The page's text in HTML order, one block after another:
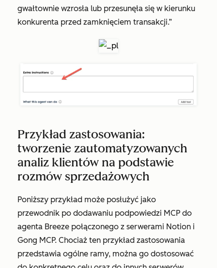
gwałtownie wzrosła lub przesunęła się w kierunku
konkurenta przed zamknięciem transakcji.”
Przykład zastosowania:
tworzenie zautomatyzowanych
analiz klientów na podstawie
rozmów sprzedażowych
Poniższy przykład może posłużyć jako
przewodnik po dodawaniu podpowiedzi MCP do
agenta Breeze połączonego z serwerami Notion i
Gong MCP. Chociaż ten przykład zastosowania
przedstawia ogólne ramy, można go dostosować